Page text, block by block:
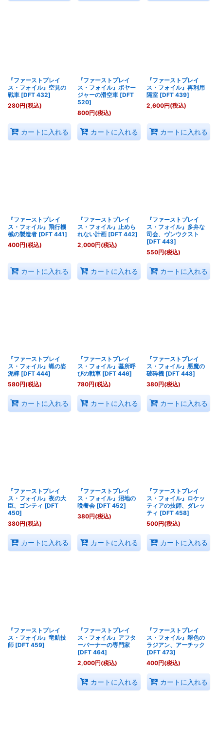
『ファーストプレイ
ス・フォイル』空見の
戦車 [DFT 432]
280円(税込)
カートに入れる
『ファーストプレイ
ス・フォイル』ボヤー
ジャーの滑空車 [DFT
520]
800円(税込)
カートに入れる
『ファーストプレイ
ス・フォイル』再利用
隔室 [DFT 439]
2,600円(税込)
カートに入れる
『ファーストプレイ
ス・フォイル』飛行機
械の製造者 [DFT 441]
400円(税込)
カートに入れる
『ファーストプレイ
ス・フォイル』止めら
れない計画 [DFT 442]
2,000円(税込)
カートに入れる
『ファーストプレイ
ス・フォイル』多弁な
司会、ヴンウクスト
[DFT 443]
550円(税込)
カートに入れる
『ファーストプレイ
ス・フォイル』蝋の姿
泥棒 [DFT 444]
580円(税込)
カートに入れる
『ファーストプレイ
ス・フォイル』墓所呼
びの戦車 [DFT 446]
780円(税込)
カートに入れる
『ファーストプレイ
ス・フォイル』悪魔の
破砕機 [DFT 448]
380円(税込)
カートに入れる
『ファーストプレイ
ス・フォイル』夜の大
臣、ゴンティ [DFT
450]
380円(税込)
カートに入れる
『ファーストプレイ
ス・フォイル』沼地の
晩餐会 [DFT 452]
380円(税込)
カートに入れる
『ファーストプレイ
ス・フォイル』ロケッ
ティアの技師、ダレッ
ティ [DFT 458]
500円(税込)
カートに入れる
『ファーストプレイ
ス・フォイル』竜航技
師 [DFT 459]
『ファーストプレイ
ス・フォイル』アフタ
ーバーナーの専門家
[DFT 464]
2,000円(税込)
カートに入れる
『ファーストプレイ
ス・フォイル』翠色の
ラジアン、アーチック
[DFT 473]
400円(税込)
カートに入れる